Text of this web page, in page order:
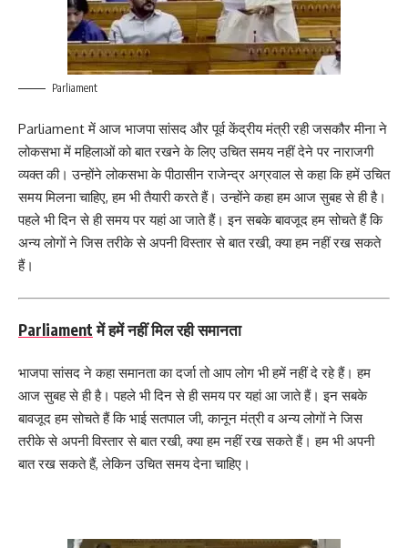
Parliament
Parliament में आज भाजपा सांसद और पूर्व केंद्रीय मंत्री रही जसकौर मीना ने
लोकसभा में महिलाओं को बात रखने के लिए उचित समय नहीं देने पर नाराजगी
व्यक्त की। उन्होंने लोकसभा के पीठासीन राजेन्द्र अग्रवाल से कहा कि हमें उचित
समय मिलना चाहिए, हम भी तैयारी करते हैं। उन्होंने कहा हम आज सुबह से ही है।
पहले भी दिन से ही समय पर यहां आ जाते हैं। इन सबके बावजूद हम सोचते हैं कि
अन्य लोगों ने जिस तरीके से अपनी विस्तार से बात रखी, क्या हम नहीं रख सकते
हैं।
Parliamentमें हमें नहीं मिल रही समानता
भाजपा सांसद ने कहा समानता का दर्जा तो आप लोग भी हमें नहीं दे रहे हैं। हम
आज सुबह से ही है। पहले भी दिन से ही समय पर यहां आ जाते हैं। इन सबके
बावजूद हम सोचते हैं कि भाई सतपाल जी, कानून मंत्री व अन्य लोगों ने जिस
तरीके से अपनी विस्तार से बात रखी, क्या हम नहीं रख सकते हैं। हम भी अपनी
बात रख सकते हैं, लेकिन उचित समय देना चाहिए।